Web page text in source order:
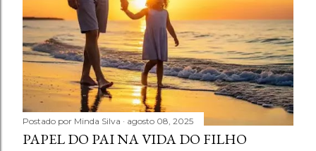
Postado por Minda Silva agosto 08, 2025
PAPEL DO PAI NA VIDA DO FILHO